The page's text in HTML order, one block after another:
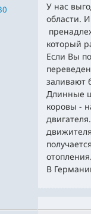
У нас
области.
который
Если Вы
заливают
Длинные
коровы -
отопления.
В